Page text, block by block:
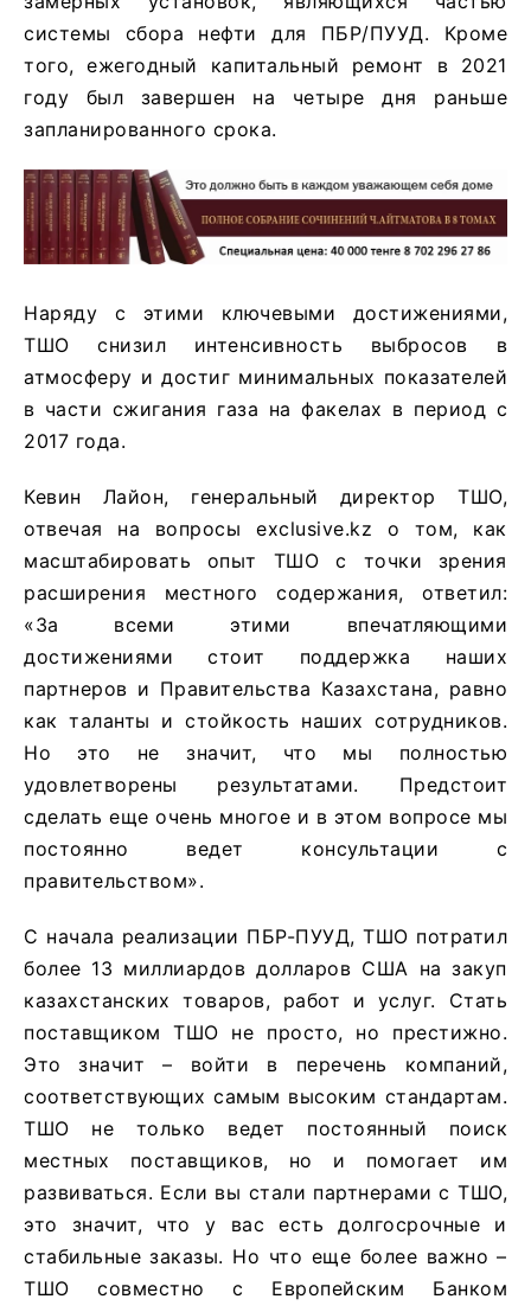
системы сбора нефти для ПБР/ПУУД. Кроме
того, ежегодный капитальный ремонт в 2021
году был завершен на четыре дня раньше
запланированного срока.
Наряду с этими ключевыми достижениями,
ТШО снизил интенсивность выбросов в
атмосферу и достиг минимальных показателей
в части сжигания газа на факелах в период с
2017 года.
Кевин Лайон, генеральный директор ТШО,
отвечая на вопросы exclusive.kz о том, как
масштабировать опыт ТШО с точки зрения
расширения местного содержания, ответил:
«За всеми этими впечатляющими
достижениями стоит поддержка наших
партнеров и Правительства Казахстана, равно
как таланты и стойкость наших сотрудников.
Но это не значит, что мы полностью
удовлетворены результатами. Предстоит
сделать еще очень многое и в этом вопросе мы
постоянно ведет консультации с
правительством».
С начала реализации ПБР-ПУУД, ТШО потратил
более 13 миллиардов долларов США на закуп
казахстанских товаров, работ и услуг. Стать
поставщиком ТШО не просто, но престижно.
Это значит – войти в перечень компаний,
соответствующих самым высоким стандартам.
ТШО не только ведет постоянный поиск
местных поставщиков, но и помогает им
развиваться. Если вы стали партнерами с ТШО,
это значит, что у вас есть долгосрочные и
стабильные заказы. Но что еще более важно –
ТШО совместно с Европейским Банком